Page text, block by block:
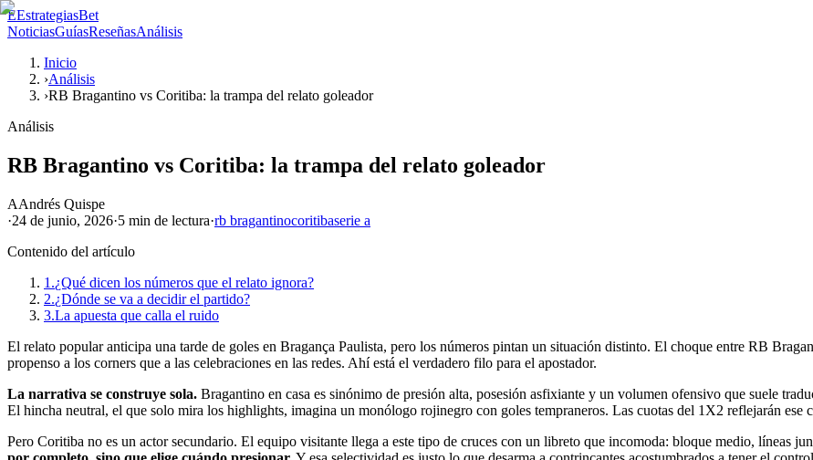
EEstrategiasBet
NoticiasGuíasReseñasAnálisis
Inicio
›Análisis
›RB Bragantino vs Coritiba: la trampa del relato goleador
Análisis
RB Bragantino vs Coritiba: la trampa del relato goleador
AAndrés Quispe
·24 de junio, 2026·5 min de lectura·rb bragantinocoritibaserie a
Contenido del artículo
1.¿Qué dicen los números que el relato ignora?
2.¿Dónde se va a decidir el partido?
3.La apuesta que calla el ruido
El relato popular anticipa una tarde de goles en Bragança Paulista, pero los números pintan un situación distinto. El choque entre RB
propenso a los corners que a las celebraciones en las redes. Ahí está el verdadero filo para el apostador.
La narrativa se construye sola. Bragantino en casa es sinónimo de presión alta, posesión asfixiante y un volumen ofensivo que suele
El hincha neutral, el que solo mira los highlights, imagina un monólogo rojinegro con goles tempraneros. Las cuotas del 1X2 reflejarán ese
Pero Coritiba no es un actor secundario. El equipo visitante llega a este tipo de cruces con un libreto que incomoda: bloque medio, líneas